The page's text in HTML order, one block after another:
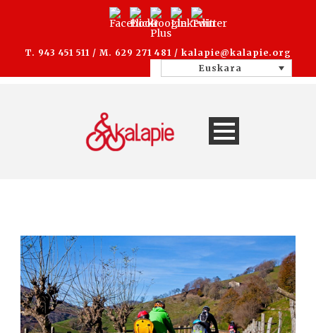
T. 943 451 511 / M. 629 271 481 / kalapie@kalapie.org
Euskara